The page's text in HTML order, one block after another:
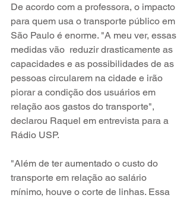
De acordo com a professora, o impacto
para quem usa o transporte público em
São Paulo é enorme. "A meu ver, essas
medidas vão  reduzir drasticamente as
capacidades e as possibilidades de as
pessoas circularem na cidade e irão
piorar a condição dos usuários em
relação aos gastos do transporte",
declarou Raquel em entrevista para a
Rádio USP.
"Além de ter aumentado o custo do
transporte em relação ao salário
mínimo, houve o corte de linhas. Essa